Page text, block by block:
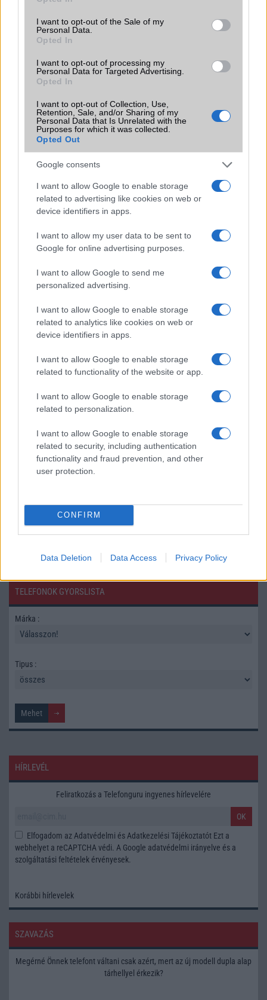
use your data for below specified purposes in below Google
consent section.
I want to opt-out of the Sale of my
Personal Data.
Opted In
I want to opt-out of processing my
Personal Data for Targeted Advertising.
Opted In
I want to opt-out of Collection, Use,
Retention, Sale, and/or Sharing of my
Personal Data that Is Unrelated with the
Purposes for which it was collected.
Opted Out
Google consents
I want to allow Google to enable storage
related to advertising like cookies on web or
device identifiers in apps.
I want to allow my user data to be sent to
Google for online advertising purposes.
I want to allow Google to send me
personalized advertising.
I want to allow Google to enable storage
related to analytics like cookies on web or
device identifiers in apps.
I want to allow Google to enable storage
related to functionality of the website or app.
I want to allow Google to enable storage
related to personalization.
I want to allow Google to enable storage
related to security, including authentication
functionality and fraud prevention, and other
user protection.
CONFIRM
Data Deletion Data Access Privacy Policy
Egy hét múlva itt a Galaxy S IV
Bréking: vadiúj fotókon a Galaxy S IV Duos!
LEGOLVASOTTABBAK
Számos népszerű Samsung Galaxy készülék kimarad a One
UI 9 frissítésből – itt a lista az érintett modellekről
iPhone 18 bemutató dátum - ekkor rántja le a leplet az
Az Android rejtett automatizmusai: hat funkció, amely
Ez a rejtett Samsung funkció teljesen megváltoztatja a
Nem biztos, hogy érdemes kivárni az iPhone 18 Prot
A Galaxy S25 is megkaphatja a Galaxy S26 egyik legjobb
Élőképeken a Dark Cherry színű iPhone 18 Pro Max!
Itt a vég a Galaxy S23 széria számára: a One UI 9 lehet az
utolsó nagy frissítés
További hírek
Mennyibe kerül
TELEFONOK GYORSLISTA
Márka :
Tipus :
HÍRLEVÉL
Feliratkozás a Telefonguru ingyenes hírlevelére
OK
Elfogadom az Adatvédelmi és Adatkezelési Tájékoztatót Ezt a
webhelyet a reCAPTCHA védi. A Google adatvédelmi irányelve és a
szolgáltatási feltételek érvényesek.
Korábbi hírlevelek
SZAVAZÁS
Megérné Önnek telefont váltani csak azért, mert az új modell dupla alap
tárhellyel érkezik?